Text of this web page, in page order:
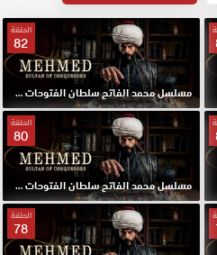
الحلقة
82
مسلسل محمد الفاتح سلطان الفتوحات مترجم الحلقة 82 HD
الحلقة
80
مسلسل محمد الفاتح سلطان الفتوحات مترجم الحلقة 80 HD
الحلقة
78